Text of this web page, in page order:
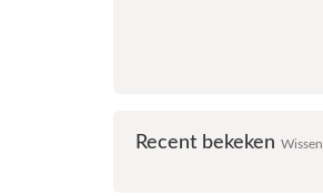
Recent bekeken Wissen